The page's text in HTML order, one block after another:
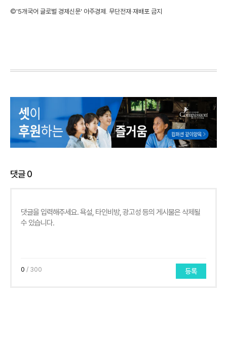
©'5개국어 글로벌 경제신문' 아주경제. 무단전재·재배포 금지
댓글0
0 / 300 등록